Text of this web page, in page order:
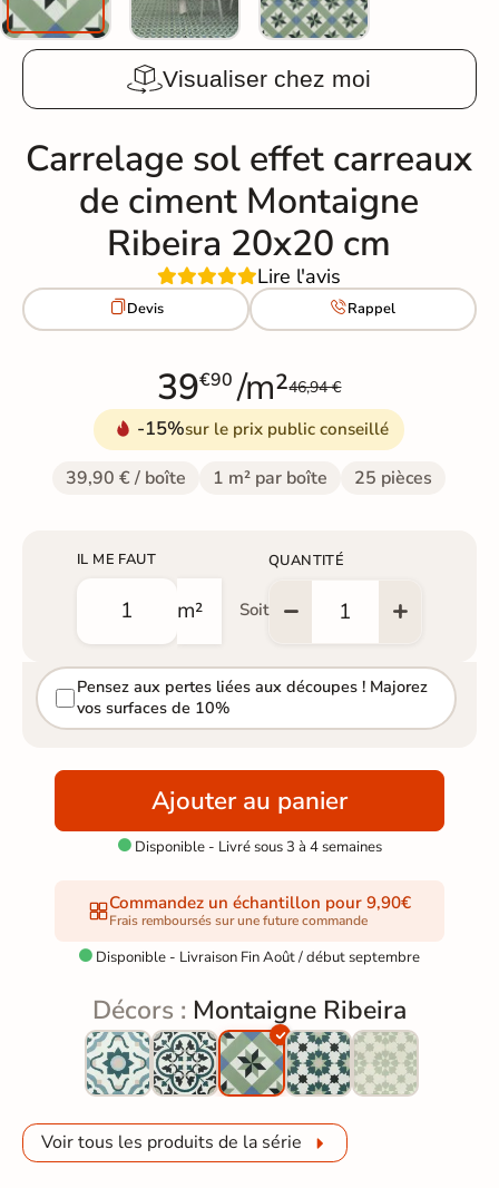
Visualiser chez moi
Carrelage sol effet carreaux
de ciment Montaigne
Ribeira 20x20 cm
Lire l'avis
Devis Rappel
39€90 /m²46,94 €
-15%sur le prix public conseillé
39,90 € / boîte 1 m² par boîte 25 pièces
IL ME FAUT
m² Soit
QUANTITÉ
Pensez aux pertes liées aux découpes ! Majorez
vos surfaces de 10%
Ajouter au panier
Disponible - Livré sous 3 à 4 semaines
Commandez un échantillon pour 9,90€
Frais remboursés sur une future commande
 Disponible - Livraison Fin Août / début septembre
Décors : Montaigne Ribeira
Voir tous les produits de la série